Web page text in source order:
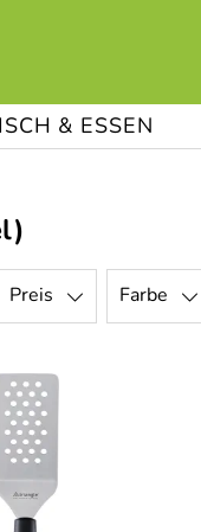
& ESSEN
Preis Farbe